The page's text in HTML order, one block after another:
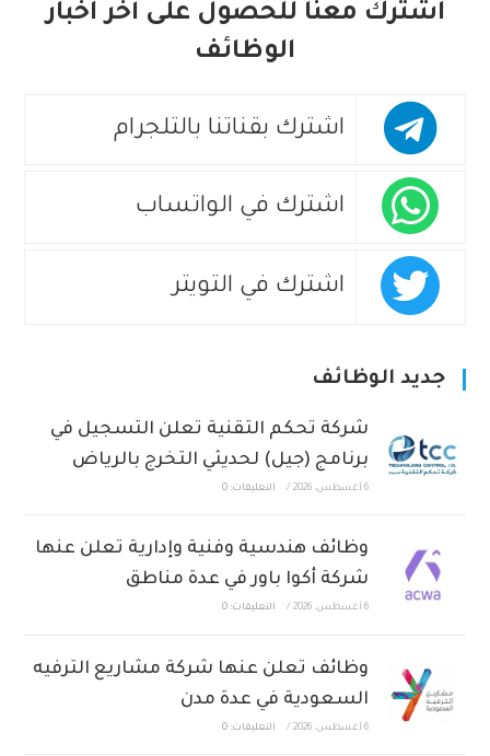
اشترك معنا للحصول على آخر أخبار
الوظائف
اشترك بقناتنا بالتلجرام
اشترك في الواتساب
اشترك في التويتر
جديد الوظائف
شركة تحكم التقنية تعلن التسجيل في
برنامج (جيل) لحديثي التخرج بالرياض
6 أغسطس، 2026 / التعليقات: 0
وظائف هندسية وفنية وإدارية تعلن عنها
شركة أكوا باور في عدة مناطق
6 أغسطس، 2026 / التعليقات: 0
وظائف تعلن عنها شركة مشاريع الترفيه
السعودية في عدة مدن
6 أغسطس، 2026 / التعليقات: 0